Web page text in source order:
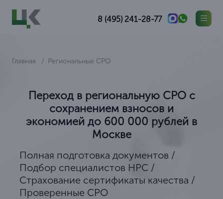
8 (495) 241-28-77
Главная Региональные СРО
Переход в региональную СРО с
сохранением взносов и
экономией до 600 000 рублей в
Москве
Полная подготовка документов /
Подбор специалистов НРС /
Страхование сертификаты качества /
Проверенные СРО